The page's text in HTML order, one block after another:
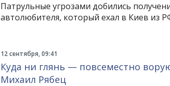
Патрульные угрозами добились
автолюбителя, который ехал в Киев из
12 сентября, 09:41
Куда ни глянь — повсеместно
Михаил Рябец